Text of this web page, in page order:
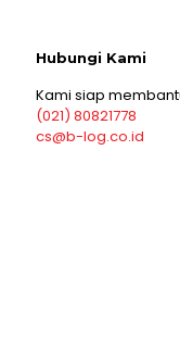
Hubungi Kami
Kami siap
(021) 80821778
cs@b-log.co.id